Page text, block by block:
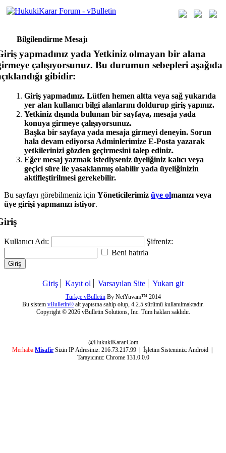
Bilgilendirme Mesajı
yapmadınız yada Yetkiniz olmayan bir alana
çalışıyorsunuz. Bu durumun sebepleri aşağıda
gibidir:
Giriş yapmadınız. Lütfen hemen altta veya sağ yukarıda
yer alan kullanıcı bilgi alanlarını doldurup giriş yapınız.
Yetkiniz dışında bulunan bir sayfaya, mesaja yada
konuya girmeye çalışıyorsunuz.
Başka bir sayfaya yada mesaja girmeyi deneyin. Sorun
hala devam ediyorsa Adminlerimize E-Posta yazarak
yetkilerinizi gözden geçirmesini talep ediniz.
Eğer mesaj yazmak istediyseniz üyeliğiniz kalıcı veya
geçici süre ile yasaklanmış olabilir yada üyeliğinizin
aktifleştirilmesi gerekebilir.
Bu sayfayı görebilmeniz için Yöneticilerimiz üye olmanızı veya
üye girişi yapmanızı istiyor.
Kullanıcı Adı:
Şifreniz:
Beni hatırla
Giriş
Giriş Kayıt ol Varsayılan Site Yukarı git
Türkçe vBulletinBy NetYuvam™ 2014
Bu sistem vBulletin® alt yapısına sahip olup, 4.2.5 sürümü kullanılmaktadır.
Copyright © 2026 vBulletin Solutions, Inc. Tüm hakları saklıdır.
@HukukiKarar.Com
Merhaba Misafir Sizin IP Adresiniz: 216.73.217.99 | İşletim Sisteminiz:Android
Tarayıcınız: Chrome 131.0.0.0